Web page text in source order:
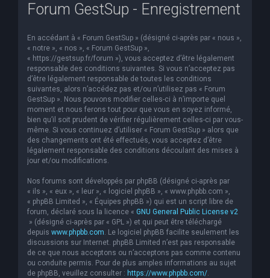
Forum GestSup - Enregistrement
En accédant à « Forum GestSup » (désigné ci-après par « nous »,
« notre », « nos », « Forum GestSup »,
« https://gestsup.fr/forum »), vous acceptez d’être légalement
responsable des conditions suivantes. Si vous n’acceptez pas
d’être légalement responsable de toutes les conditions
suivantes, alors n’accédez pas et/ou n’utilisez pas « Forum
GestSup ». Nous pouvons modifier celles-ci à n’importe quel
moment et nous ferons tout pour que vous en soyez informé,
bien qu’il soit prudent de vérifier régulièrement celles-ci par vous-
même. Si vous continuez d’utiliser « Forum GestSup » alors que
des changements ont été effectués, vous acceptez d’être
légalement responsable des conditions découlant des mises à
jour et/ou modifications.
Nos forums sont développés par phpBB (désigné ci-après par
« ils », « eux », « leur », « logiciel phpBB », « www.phpbb.com »,
« phpBB Limited », « Équipes phpBB ») qui est un script libre de
forum, déclaré sous la licence « GNU General Public License v2
» (désigné ci-après par « GPL ») et qui peut être téléchargé
depuis www.phpbb.com. Le logiciel phpBB facilite seulement les
discussions sur Internet. phpBB Limited n’est pas responsable
de ce que nous acceptons ou n’acceptons pas comme contenu
ou conduite permis. Pour de plus amples informations au sujet
de phpBB, veuillez consulter : https://www.phpbb.com/.